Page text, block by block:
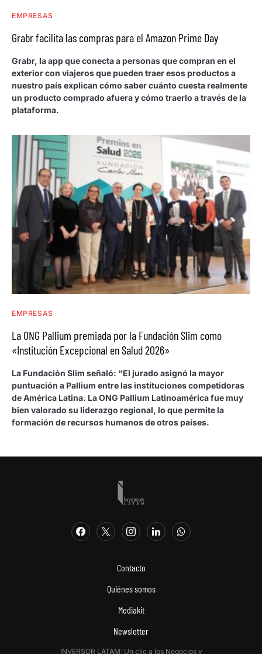
EMPRESAS
Grabr facilita las compras para el Amazon Prime Day
Grabr, la app que conecta a personas que compran en el
exterior con viajeros que pueden traer esos productos a
nuestro país explican cómo saber cuánto cuesta realmente
un producto comprado afuera y cómo traerlo a través de la
plataforma.
EMPRESAS
La ONG Pallium premiada por la Fundación Slim como
«Institución Excepcional en Salud 2026»
La Fundación Slim señaló: “El jurado asignó la mayor
puntuación a Pallium entre las instituciones competidoras
de América Latina. La ONG Pallium Latinoamérica fue muy
bien valorado su liderazgo regional, lo que permite la
formación de recursos humanos de otros países.
Contacto
Quiénes somos
Mediakit
Newsletter
INVERSOR LATAM: Un clic a los Negocios y